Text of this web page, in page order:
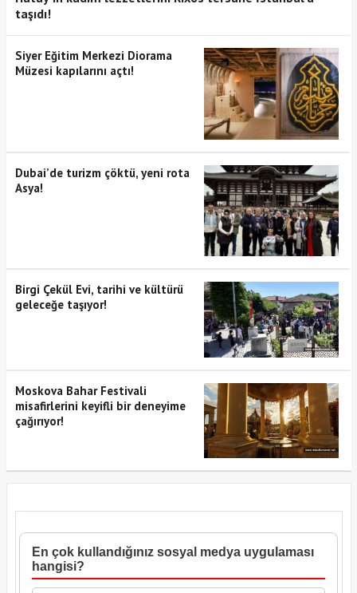
taşıdı!
Siyer Eğitim Merkezi Diorama
Müzesi kapılarını açtı!
Dubai’de turizm çöktü, yeni rota
Asya!
Birgi Çekül Evi, tarihi ve kültürü
geleceğe taşıyor!
Moskova Bahar Festivali
misafirlerini keyifli bir deneyime
çağırıyor!
En çok kullandığınız sosyal medya uygulaması
hangisi?